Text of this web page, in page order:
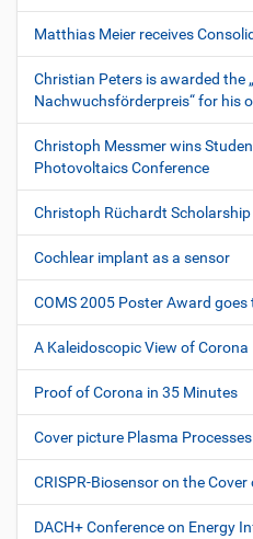
Matthias Meier receives
Christian Peters is awarded the
Nachwuchsförderpreis“ for his
Christoph Messmer wins
Photovoltaics Conference
Christoph Rüchardt Scholarship
Cochlear implant as a sensor
COMS 2005 Poster Award goes
A Kaleidoscopic View of Corona
Proof of Corona in 35 Minutes
Cover picture Plasma
CRISPR-Biosensor on the
DACH+ Conference on Energy